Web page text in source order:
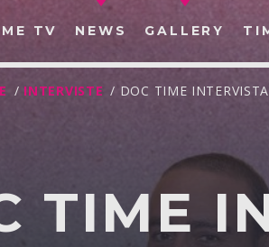
TV NEWS GALLERY
/ INTERVISTE / DOC TIME
TIME